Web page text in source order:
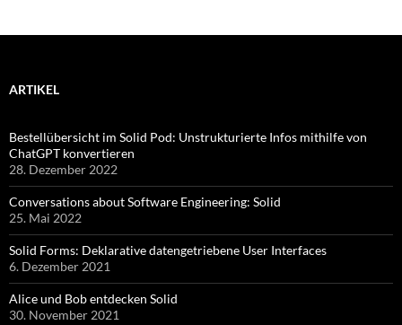
ARTIKEL
Bestellübersicht im Solid Pod: Unstrukturierte Infos mithilfe von
ChatGPT konvertieren
28. Dezember 2022
Conversations about Software Engineering: Solid
25. Mai 2022
Solid Forms: Deklarative datengetriebene User Interfaces
6. Dezember 2021
Alice und Bob entdecken Solid
30. November 2021